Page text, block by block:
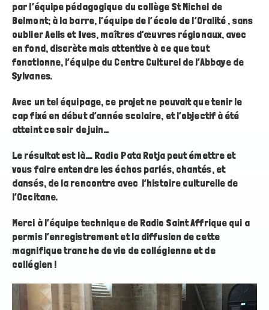
par l’équipe pédagogique du collège St Michel de
Belmont; à la barre, l’équipe de l’école de l’Oralité , sans
oublier Aelis et Ives, maîtres d’œuvres régionaux, avec
en fond, discrète mais attentive à ce que tout
fonctionne, l’équipe du Centre Culturel de l’Abbaye de
Sylvanes.
Avec un tel équipage, ce projet ne pouvait que tenir le
cap fixé en début d’année scolaire, et l’objectif à été
atteint ce soir de juin…
Le résultat est là…. Radio Pata Rotja peut émettre et
vous faire entendre les échos parlés, chantés, et
dansés, de la rencontre avec l’histoire culturelle de
l’Occitane.
Merci à l’équipe technique de Radio Saint Affrique qui a
permis l’enregistrement et la diffusion de cette
magnifique tranche de vie de collégienne et de
collégien !